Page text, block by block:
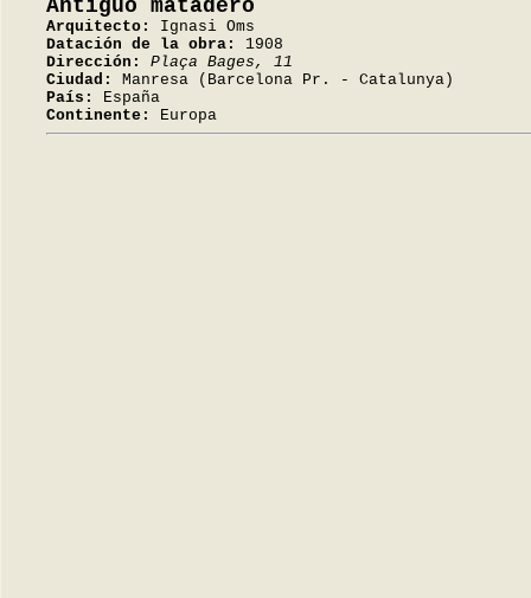
Antiguo matadero
Arquitecto:
Ignasi Oms
Datación de la obra:
1908
Dirección:
Plaça Bages, 11
Ciudad:
Manresa (Barcelona Pr. - Catalunya)
País:
España
Continente:
Europa